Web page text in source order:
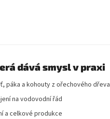
dává smysl v praxi
páka a kohouty z ořechového dřeva
na vodovodní řád
a celkové produkce